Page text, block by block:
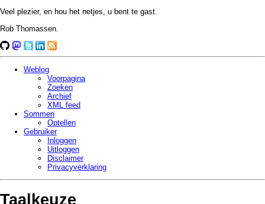
Veel plezier, en hou het netjes, u bent te gast.
Rob Thomassen.
Weblog
Voorpagina
Zoeken
Archief
XML feed
Sommen
Optellen
Gebruiker
Inloggen
Uitloggen
Disclaimer
Privacy­verklaring
Taalkeuze